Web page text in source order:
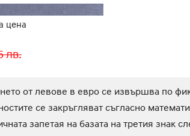
цена
лв.
от левове в евро се извършва по
се закръгляват съгласно
запетая на базата на третия знак